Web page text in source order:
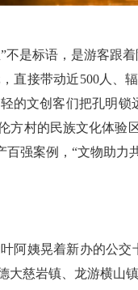
是标语，是游客跟
直接带动近500人、
的文创客们把孔明
方村的民族文化体验
强案例，“文物助力
姨晃着新办的公交
慈岩镇、龙游横山